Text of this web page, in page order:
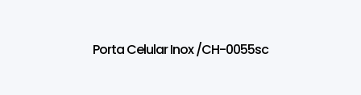
Porta Celular Inox /CH-0055sc